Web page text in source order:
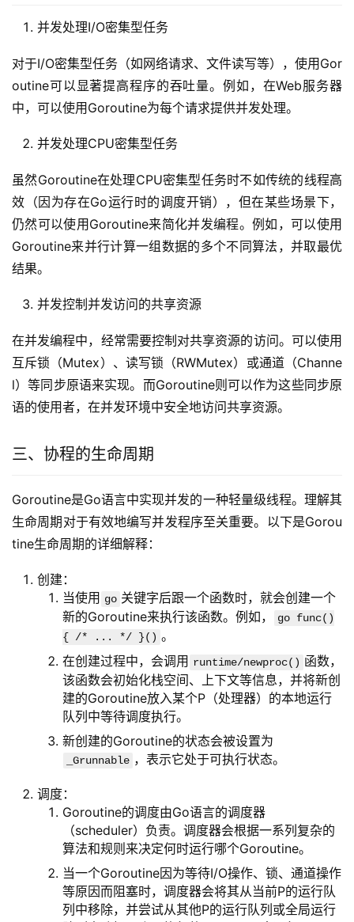
并发处理I/O密集型任务
对于I/O密集型任务（如网络请求、文件读写等），使用Gor
outine可以显著提高程序的吞吐量。例如，在Web服务器
中，可以使用Goroutine为每个请求提供并发处理。
并发处理CPU密集型任务
虽然Goroutine在处理CPU密集型任务时不如传统的线程高
效（因为存在Go运行时的调度开销），但在某些场景下，
仍然可以使用Goroutine来简化并发编程。例如，可以使用
Goroutine来并行计算一组数据的多个不同算法，并取最优
结果。
并发控制并发访问的共享资源
在并发编程中，经常需要控制对共享资源的访问。可以使用
互斥锁（Mutex）、读写锁（RWMutex）或通道（Channe
l）等同步原语来实现。而Goroutine则可以作为这些同步原
语的使用者，在并发环境中安全地访问共享资源。
三、协程的生命周期
Goroutine是Go语言中实现并发的一种轻量级线程。理解其
生命周期对于有效地编写并发程序至关重要。以下是Gorou
tine生命周期的详细解释：
创建：
当使用 go 关键字后跟一个函数时，就会创建一个
新的Goroutine来执行该函数。例如，
go func()
{ /* ... */ }() 。
在创建过程中，会调用 runtime/newproc() 函数，
该函数会初始化栈空间、上下文等信息，并将新创
建的Goroutine放入某个P（处理器）的本地运行
队列中等待调度执行。
新创建的Goroutine的状态会被设置为
_Grunnable ，表示它处于可执行状态。
调度：
Goroutine的调度由Go语言的调度器
（scheduler）负责。调度器会根据一系列复杂的
算法和规则来决定何时运行哪个Goroutine。
当一个Goroutine因为等待I/O操作、锁、通道操作
等原因而阻塞时，调度器会将其从当前P的运行队
列中移除，并尝试从其他P的运行队列或全局运行